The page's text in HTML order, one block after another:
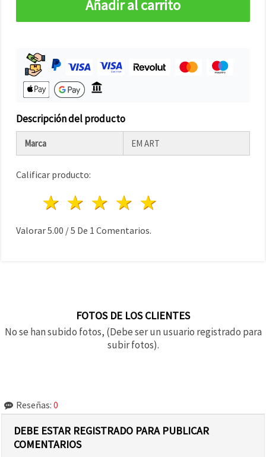
Añadir al carrito
Descripción del producto
Marca EM ART
Calificar producto:
4 estrellas
3 estrellas
2 estrellas
1 estrella
Valorar5.00 /5 De 1 Comentarios.
FOTOS DE LOS CLIENTES
No se han subido fotos, (Debe ser un usuario registrado para
subir fotos).
Reseñas: 0
DEBE ESTAR REGISTRADO PARA PUBLICAR
COMENTARIOS